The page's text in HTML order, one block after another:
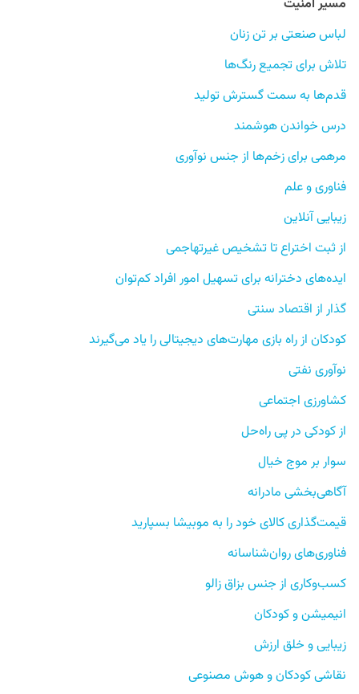
مسیر امنیت
لباس صنعتی بر تن زنان
تلاش برای تجمیع رنگ‌ها
قدم‌ها به سمت گسترش تولید
درس‌ خواندن هوشمند
مرهمی برای زخم‌ها از جنس نوآوری
فناوری و علم
زیبایی آنلاین
از ثبت اختراع تا تشخیص غیرتهاجمی
ایده‌های دخترانه برای تسهیل امور افراد کم‌توان
گذار از اقتصاد سنتی
کودکان از راه بازی مهارت‌های دیجیتالی را یاد می‌گیرند
نوآوری نفتی
کشاورزی اجتماعی
از کودکی در پی راه‌حل
سوار بر موج خیال
آگاهی‌بخشی مادرانه
قیمت‌گذاری کالای خود را به موبیشا بسپارید
فناوری‌های روان‌شناسانه
کسب‌وکاری از جنس بزاق زالو
انیمیشن و کودکان
زیبایی و خلق ارزش
نقاشی کودکان و هوش مصنوعی